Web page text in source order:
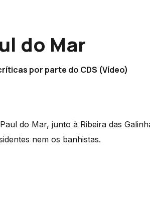
do Mar
por parte do CDS (Vídeo)
do Mar, junto à Ribeira das
nem os banhistas.